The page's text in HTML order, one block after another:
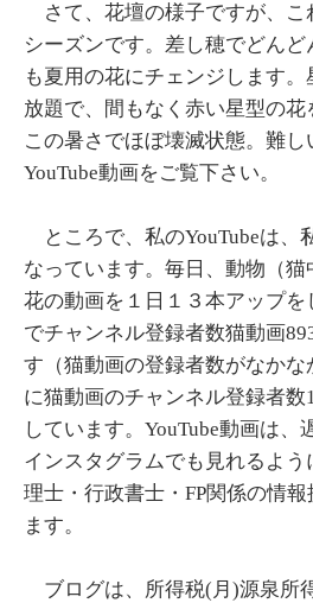
さて、花壇の様子ですが、こ
シーズンです。差し穂でどんど
も夏用の花にチェンジします
放題で、間もなく赤い星型の
この暑さでほぼ壊滅状態。難
YouTube動画をご覧下さい。
ところで、私のYouTubeは、
なっています。毎日、動物（
花の動画を１日１３本アップ
でチャンネル登録者数猫動画
す（猫動画の登録者数がなかな
に猫動画のチャンネル登録者数
しています。YouTube動画は、
インスタグラムでも見れるよ
理士・行政書士・FP関係の情
ます。
ブログは、所得税(月)源泉所